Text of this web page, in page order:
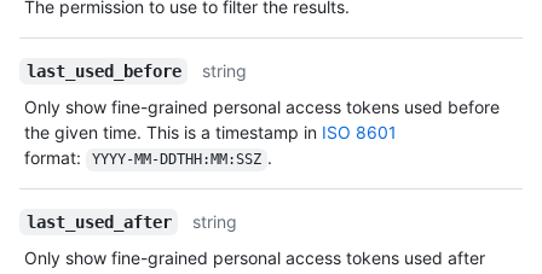
The permission to use to filter the results.
last_used_before
string
Only show fine-grained personal access tokens used before
the given time. This is a timestamp in ISO 8601
format:
YYYY-MM-DDTHH:MM:SSZ .
last_used_after
string
Only show fine-grained personal access tokens used after